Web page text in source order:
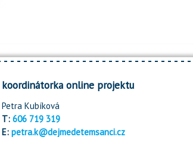
koordinátorka online projektu
Petra Kubíková
T:606 719 319
E:petra.k@dejmedetemsanci.cz